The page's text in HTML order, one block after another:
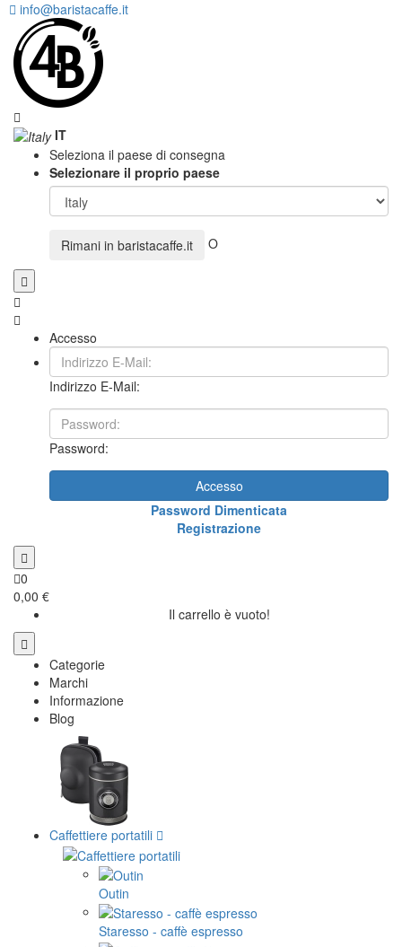
info@baristacaffe.it
IT
Seleziona il paese di consegna
Selezionare il proprio paese
Rimani in baristacaffe.it O
Accesso
Indirizzo E-Mail:
Password:
Accesso
Password Dimenticata
Registrazione
0
0,00 €
Il carrello è vuoto!
Categorie
Marchi
Informazione
Blog
Caffettiere portatili
Outin
Staresso - caffè espresso